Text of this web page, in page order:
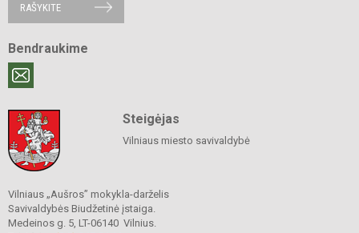
RAŠYKITE
Bendraukime
Steigėjas
Vilniaus miesto savivaldybė
Vilniaus „Aušros” mokykla-darželis
Savivaldybės Biudžetinė įstaiga.
Medeinos g. 5, LT-06140 Vilnius.